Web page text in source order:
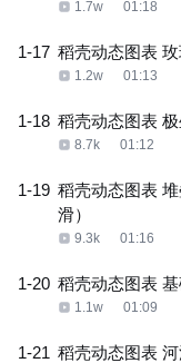
1.7w 01:18
1-17 稻壳动态图表 玫
1.2w 01:13
1-18 稻壳动态图表
8.7k 01:12
1-19 稻壳动态图表
滑）
9.3k 01:16
1-20 稻壳动态图表
1.1w 01:09
1-21 稻壳动态图表